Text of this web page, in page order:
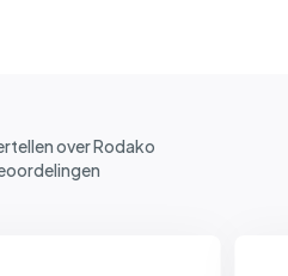
over Rodako